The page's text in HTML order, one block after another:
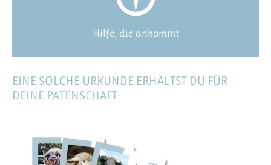
Hilfe, die ankommt
EINE SOLCHE URKUNDE ERHÄLTST DU FÜR
DEINE PATENSCHAFT: